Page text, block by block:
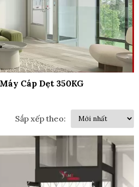
Cáp Dẹt 350KG
Sắp xếp theo: